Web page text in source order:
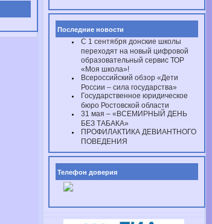
Последние новости
С 1 сентября донские школы
переходят на новый цифровой
образовательный сервис ТОР
«Моя школа»!
Всероссийский обзор «Дети
России – сила государства»
Государственное юридическое
бюро Ростовской области
31 мая – «ВСЕМИРНЫЙ ДЕНЬ
БЕЗ ТАБАКА»
ПРОФИЛАКТИКА ДЕВИАНТНОГО
ПОВЕДЕНИЯ
Телефон доверия